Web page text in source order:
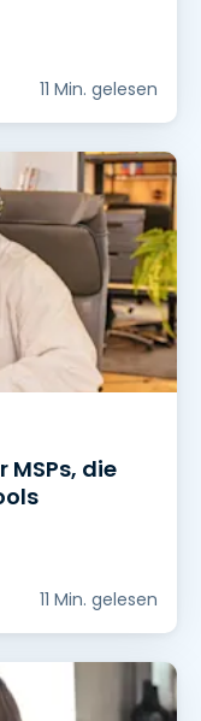
11 Min. gelesen
die
11 Min. gelesen